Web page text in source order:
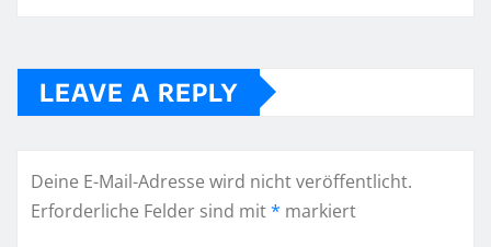
LEAVE A REPLY
Deine E-Mail-Adresse wird nicht veröffentlicht.
Erforderliche Felder sind mit* markiert